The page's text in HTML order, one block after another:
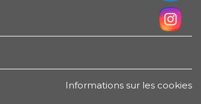
Informations sur les cookies